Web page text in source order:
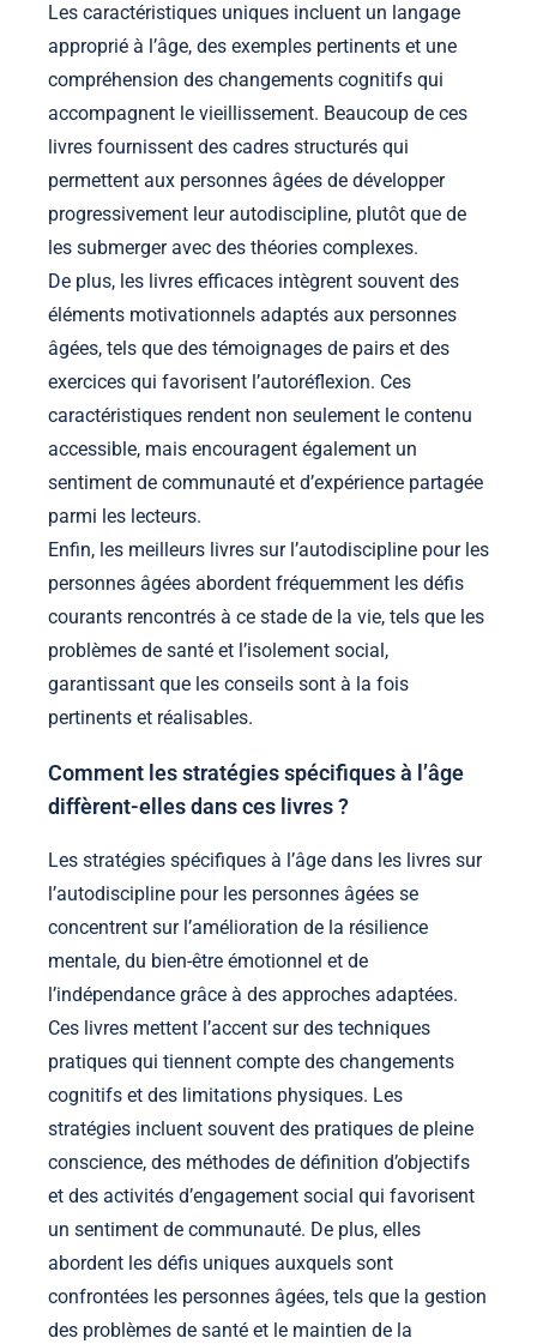
Les caractéristiques uniques incluent un langage
approprié à l’âge, des exemples pertinents et une
compréhension des changements cognitifs qui
accompagnent le vieillissement. Beaucoup de ces
livres fournissent des cadres structurés qui
permettent aux personnes âgées de développer
progressivement leur autodiscipline, plutôt que de
les submerger avec des théories complexes.
De plus, les livres efficaces intègrent souvent des
éléments motivationnels adaptés aux personnes
âgées, tels que des témoignages de pairs et des
exercices qui favorisent l’autoréflexion. Ces
caractéristiques rendent non seulement le contenu
accessible, mais encouragent également un
sentiment de communauté et d’expérience partagée
parmi les lecteurs.
Enfin, les meilleurs livres sur l’autodiscipline pour les
personnes âgées abordent fréquemment les défis
courants rencontrés à ce stade de la vie, tels que les
problèmes de santé et l’isolement social,
garantissant que les conseils sont à la fois
pertinents et réalisables.
Comment les stratégies spécifiques à l’âge
diffèrent-elles dans ces livres ?
Les stratégies spécifiques à l’âge dans les livres sur
l’autodiscipline pour les personnes âgées se
concentrent sur l’amélioration de la résilience
mentale, du bien-être émotionnel et de
l’indépendance grâce à des approches adaptées.
Ces livres mettent l’accent sur des techniques
pratiques qui tiennent compte des changements
cognitifs et des limitations physiques. Les
stratégies incluent souvent des pratiques de pleine
conscience, des méthodes de définition d’objectifs
et des activités d’engagement social qui favorisent
un sentiment de communauté. De plus, elles
abordent les défis uniques auxquels sont
confrontées les personnes âgées, tels que la gestion
des problèmes de santé et le maintien de la